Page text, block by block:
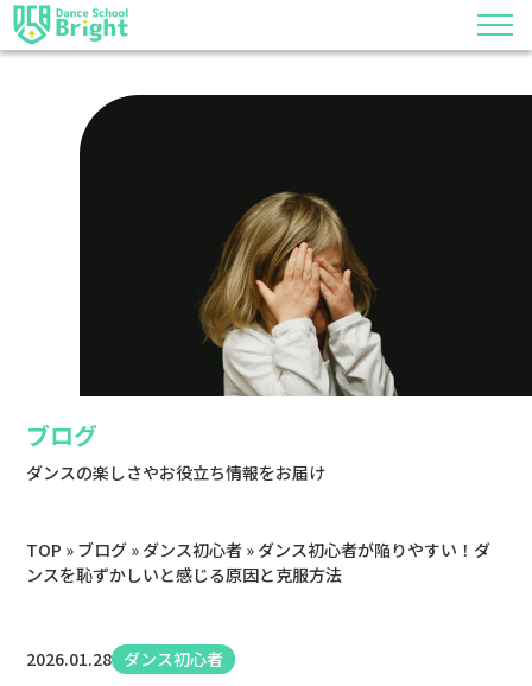
ブログ
ダンスの楽しさやお役立ち情報をお届け
TOP » ブログ » ダンス初心者 » ダンス初心者が陥りやすい！ダ
ンスを恥ずかしいと感じる原因と克服方法
2026.01.28 ダンス初心者